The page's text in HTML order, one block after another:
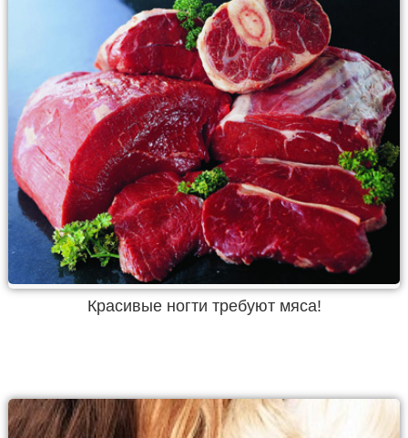
Красивые ногти требуют мяса!